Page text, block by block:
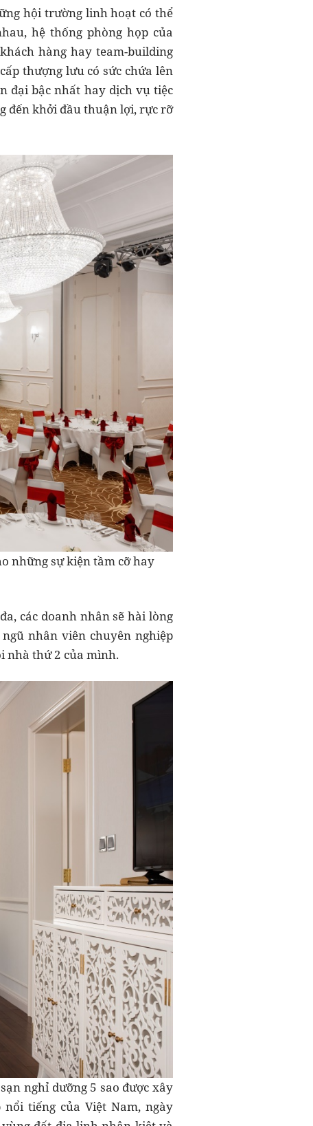
hội trường linh hoạt có thể
hệ thống phòng họp của
hàng hay team-building
thượng lưu có sức chứa lên
đại bậc nhất hay dịch vụ tiệc
đến khởi đầu thuận lợi, rực rỡ
những sự kiện tầm cỡ hay
các doanh nhân sẽ hài lòng
nhân viên chuyên nghiệp
nhà thứ 2 của mình.
nghỉ dưỡng 5 sao được xây
tiếng của Việt Nam, ngày